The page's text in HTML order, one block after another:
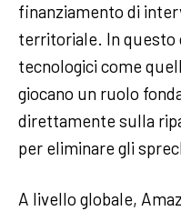
finanziamento di
territoriale. In
tecnologici come
giocano un ruolo
direttamente sulla
per eliminare gli
A livello globale,